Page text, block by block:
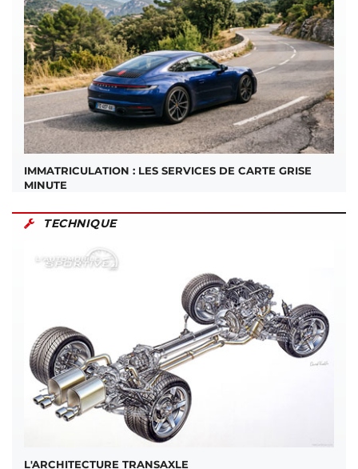
IMMATRICULATION : LES SERVICES DE CARTE GRISE
MINUTE
TECHNIQUE
L'ARCHITECTURE TRANSAXLE